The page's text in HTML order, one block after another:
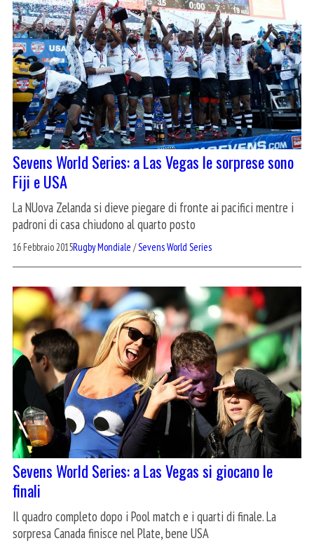
Sevens World Series: a Las Vegas le sorprese sono
Fiji e USA
La NUova Zelanda si dieve piegare di fronte ai pacifici mentre i
padroni di casa chiudono al quarto posto
16 Febbraio 2015Rugby Mondiale /Sevens World Series
Sevens World Series: a Las Vegas si giocano le
finali
Il quadro completo dopo i Pool match e i quarti di finale. La
sorpresa Canada finisce nel Plate, bene USA